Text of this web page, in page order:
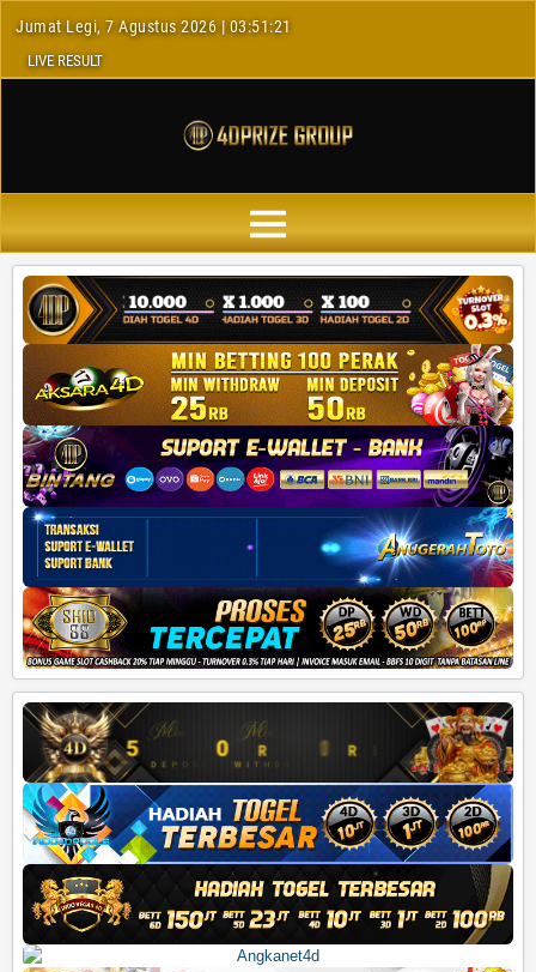
Jumat Legi, 7 Agustus 2026 | 03:51:22
LIVE RESULT